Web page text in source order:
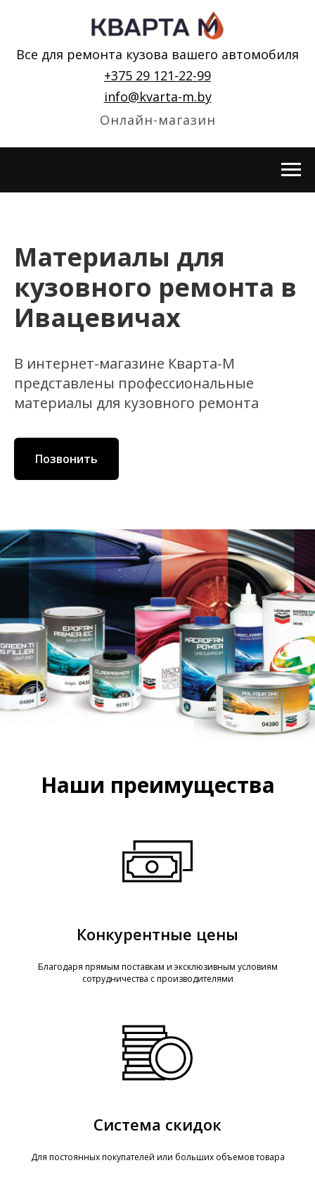
Все для ремонта кузова вашего автомобиля
+375 29 121-22-99
info@kvarta-m.by
Онлайн-магазин
Материалы для
кузовного ремонта в
Ивацевичах
В интернет-магазине Кварта-М
представлены профессиональные
материалы для кузовного ремонта
Позвонить
Наши преимущества
Конкурентные цены
Благодаря прямым поставкам и эксклюзивным условиям
сотрудничества с производителями
Система скидок
Для постоянных покупателей или больших объемов товара